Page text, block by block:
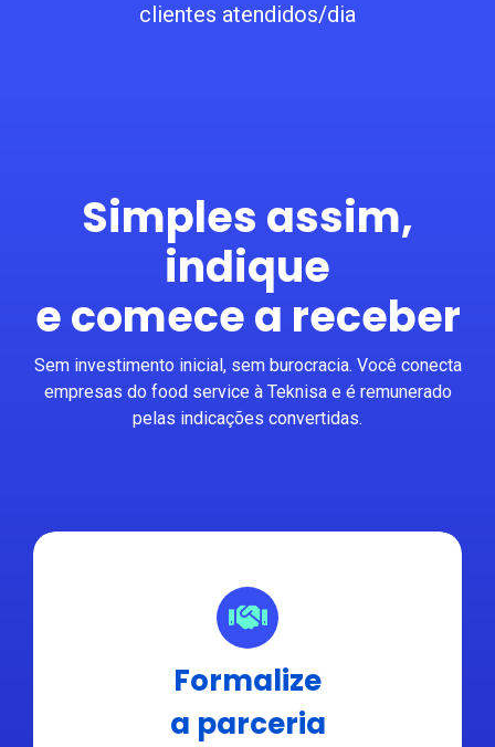
clientes atendidos/dia
Simples assim,
indique
e comece a receber
Sem investimento inicial, sem burocracia. Você conecta
empresas do food service à Teknisa e é remunerado
pelas indicações convertidas.
Formalize
a parceria